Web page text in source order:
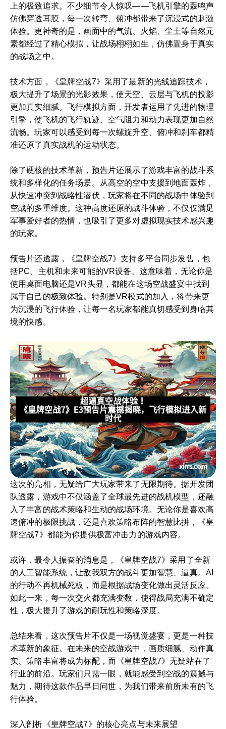
上的极致追求。不少细节令人惊叹——飞机引擎的轰鸣声
仿佛穿透耳膜，每一次转弯、俯冲都带来了沉浸式的刺激
体验。更神奇的是，画面中的气流、火焰、尘土等自然元
素都经过了精心模拟，让战场栩栩如生，仿佛置身于真实
的战场之中。
技术方面，《皇牌空战7》采用了最新的光线追踪技术，
极大提升了场景的光影效果，使天空、云层与飞机的投影
更加真实细腻。飞行模拟方面，开发者运用了先进的物理
引擎，使飞机的飞行轨迹、空气阻力和动力表现更加自然
流畅。玩家可以感受到每一次螺旋升空、俯冲和刹车都精
准还原了真实战机的运动状态。
除了硬核的技术革新，预告片还展示了游戏丰富的战斗系
统和多样化的任务场景。从高空的空中支援到地面轰炸，
从快速冲突到战略性潜伏，玩家将在不同的战场中体验到
空战的多重维度。这种高度还原的战斗体验，不仅仅满足
军事爱好者的热情，也吸引了更多对虚拟现实技术感兴趣
的玩家。
预告片还透露，《皇牌空战7》支持多平台同步发售，包
括PC、主机和未来可能的VR设备。这意味着，无论你是
使用桌面电脑还是VR头显，都能在这场空战盛宴中找到
属于自己的极致体验。特别是VR模式的加入，将带来更
为沉浸的飞行体验，让每一名玩家都能真切感受到身临其
境的快感。
这次的亮相，无疑给广大玩家带来了无限期待。据开发团
队透露，游戏中不仅涵盖了全球最先进的战机模型，还融
入了丰富的战术策略和生动的战场环境。无论你是喜欢高
速俯冲的极限挑战，还是喜欢策略布阵的智慧比拼，《皇
牌空战7》都能为你提供极富冲击力的游戏内容。
或许，最令人振奋的消息是，《皇牌空战7》采用了全新
的人工智能系统，让敌我双方的战斗更加智慧、逼真。AI
的行动不再机械死板，而是根据战场变化做出灵活反应。
如此一来，每一次交火都充满变数，使得战局充满不确定
性，极大提升了游戏的耐玩性和策略深度。
总结来看，这次预告片不仅是一场视觉盛宴，更是一种技
术革新的象征。在未来的空战游戏中，画质细腻、动作真
实、策略丰富将成为标配，而《皇牌空战7》无疑站在了
行业的前沿。玩家们只需一眼，就能感受到空战的震撼与
魅力，期待这款作品早日问世，为我们带来前所未有的飞
行体验。
深入剖析《皇牌空战7》的核心亮点与未来展望